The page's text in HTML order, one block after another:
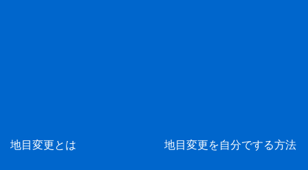
地目変更とは 地目変更を自分でする方法